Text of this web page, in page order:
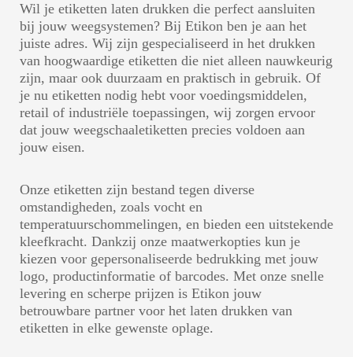
Wil je etiketten laten drukken die perfect aansluiten
bij jouw weegsystemen? Bij Etikon ben je aan het
juiste adres. Wij zijn gespecialiseerd in het drukken
van hoogwaardige etiketten die niet alleen nauwkeurig
zijn, maar ook duurzaam en praktisch in gebruik. Of
je nu etiketten nodig hebt voor voedingsmiddelen,
retail of industriële toepassingen, wij zorgen ervoor
dat jouw weegschaaletiketten precies voldoen aan
jouw eisen.
Onze etiketten zijn bestand tegen diverse
omstandigheden, zoals vocht en
temperatuurschommelingen, en bieden een uitstekende
kleefkracht. Dankzij onze maatwerkopties kun je
kiezen voor gepersonaliseerde bedrukking met jouw
logo, productinformatie of barcodes. Met onze snelle
levering en scherpe prijzen is Etikon jouw
betrouwbare partner voor het laten drukken van
etiketten in elke gewenste oplage.